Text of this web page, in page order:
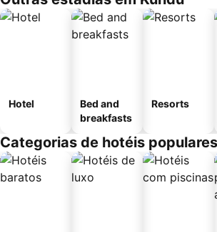
Hotel
Bed and
breakfasts
Resorts
Categorias de hotéis